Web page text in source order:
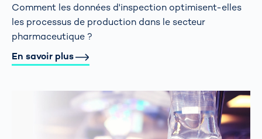
Comment les données d'inspection optimisent-elles
les processus de production dans le secteur
pharmaceutique ?
En savoir plus